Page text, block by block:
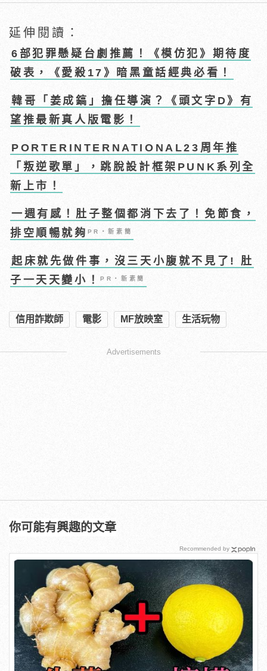
延伸閱讀：
6部犯罪懸疑台劇推薦！《模仿犯》期待度
破表，《愛殺17》暗黑童話經典必看！
韓哥「姜成鎬」擔任導演？《頭文字D》有
望推最新真人版電影！
PORTERINTERNATIONAL23周年推
「叛逆歌單」，跳脫設計框架PUNK系列全
新上市！
一週有感！肚子整個都消下去了！免節食，
排空順暢就夠 PR・新素簡
起床就先做件事，沒三天小腹就不見了! 肚
子一天天變小！PR・新素簡
信用詐欺師 電影 MF放映室 生活玩物
Advertisements
你可能有興趣的文章
Recommended by